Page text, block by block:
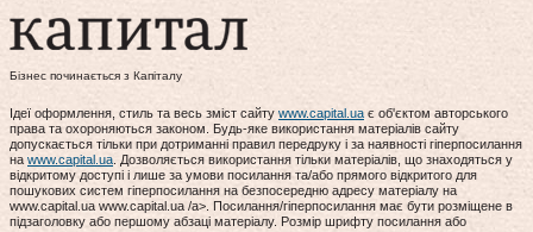
Бізнес починається з Капіталу
Ідеї оформлення, стиль та весь зміст сайту www.capital.ua є об'єктом авторського
права та охороняються законом. Будь-яке використання матеріалів сайту
допускається тільки при дотриманні правил передруку і за наявності гіперпосилання
на www.capital.ua . Дозволяється використання тільки матеріалів, що знаходяться у
відкритому доступі і лише за умови посилання та/або прямого відкритого для
пошукових систем гіперпосилання на безпосередню адресу матеріалу на
www.capital.ua www.capital.ua /a>. Посилання/гіперпосилання має бути розміщене в
підзаголовку або першому абзаці матеріалу. Розмір шрифту посилання або